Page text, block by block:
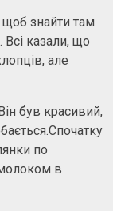
щоб знайти там
казали, що
але
був красивий,
по
в